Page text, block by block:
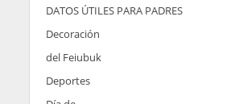
DATOS ÚTILES PARA PADRES
Decoración
del Feiubuk
Deportes